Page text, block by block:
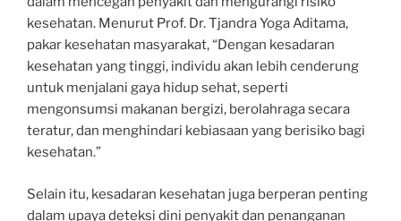
kesehatan. Menurut Prof. Dr. Tjandra Yoga Aditama,
pakar kesehatan masyarakat, “Dengan kesadaran
kesehatan yang tinggi, individu akan lebih cenderung
untuk menjalani gaya hidup sehat, seperti
mengonsumsi makanan bergizi, berolahraga secara
teratur, dan menghindari kebiasaan yang berisiko bagi
kesehatan.”
Selain itu, kesadaran kesehatan juga berperan penting
dalam upaya deteksi dini penyakit dan penanganan